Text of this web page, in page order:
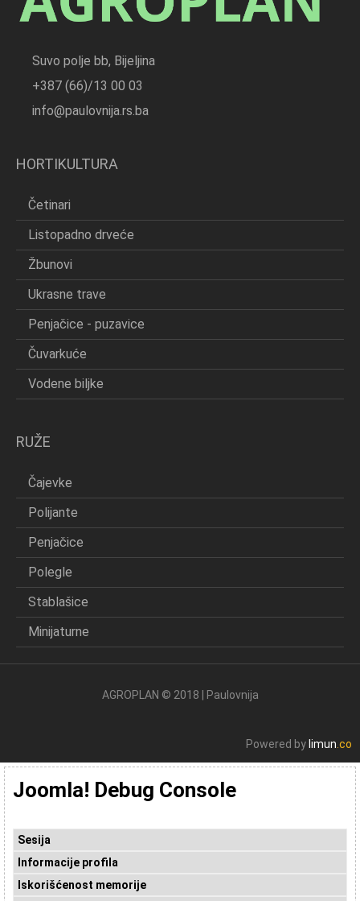
Suvo polje bb, Bijeljina
+387 (66)/13 00 03
info@paulovnija.rs.ba
HORTIKULTURA
Četinari
Listopadno drveće
Žbunovi
Ukrasne trave
Penjačice - puzavice
Čuvarkuće
Vodene biljke
RUŽE
Čajevke
Polijante
Penjačice
Polegle
Stablašice
Minijaturne
AGROPLAN © 2018 | Paulovnija
Powered by limun .co
Joomla! Debug Console
Sesija
Informacije profila
Iskorišćenost memorije